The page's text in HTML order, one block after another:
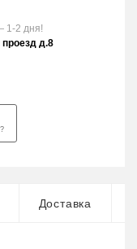
1-2 дня!
д.8
Доставка